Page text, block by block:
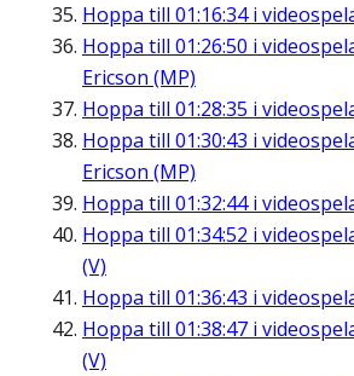
Hoppa till 01:16:34i
Hoppa till 01:26:50 i
Ericson (MP)
Hoppa till 01:28:35 i
Hoppa till 01:30:43 i
Ericson (MP)
Hoppa till 01:32:44i
Hoppa till 01:34:52 i
(V)
Hoppa till 01:36:43 i
Hoppa till 01:38:47 i
(V)